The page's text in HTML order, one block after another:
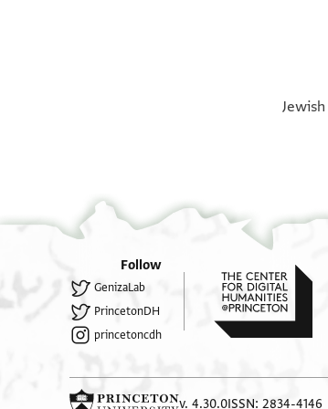
ENA NS 18, f. 27 ed. Friedman, Jewish
from Fustat, 1078/9 The verso
Follow
GenizaLab
PrincetonDH
princetoncdh
ISSN: 2834-4146
v. 4.30.0